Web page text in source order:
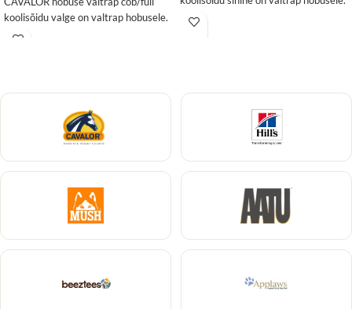
koolisõidu valge on valtrap hobusele.